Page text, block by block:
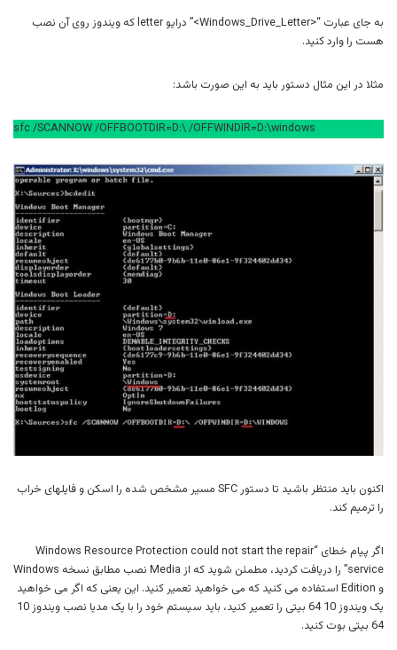
به جای عبارت “<Windows_Drive_Letter>” درایو letter که ویندوز روی آن نصب
هست را وارد کنید.
مثلا در این مثال دستور باید به این صورت باشد:
sfc /SCANNOW /OFFBOOTDIR=D:\ /OFFWINDIR=D:\windows
اکنون باید منتظر باشید تا دستور SFC مسیر مشخص شده را اسکن و فایلهای خراب
را ترمیم کند.
اگر پیام خطای “Windows Resource Protection could not start the repair
service” را دریافت کردید، مطمئن شوید که از Media نصب مطابق نسخه Windows
و Edition استفاده می کنید که می خواهید تعمیر کنید. این یعنی که اگر می خواهید
یک ویندوز 10 64 بیتی را تعمیر کنید، باید سیستم خود را با یک مدیا نصب ویندوز 10
64 بیتی بوت کنید.